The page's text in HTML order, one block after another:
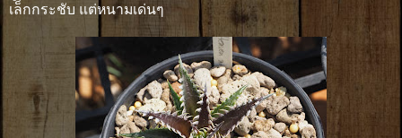
เล็กกระชับ แต่หนามเด่นๆ